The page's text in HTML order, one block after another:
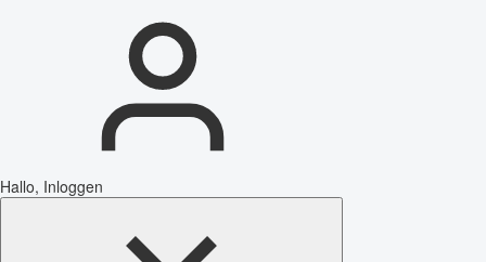
Hallo, Inloggen